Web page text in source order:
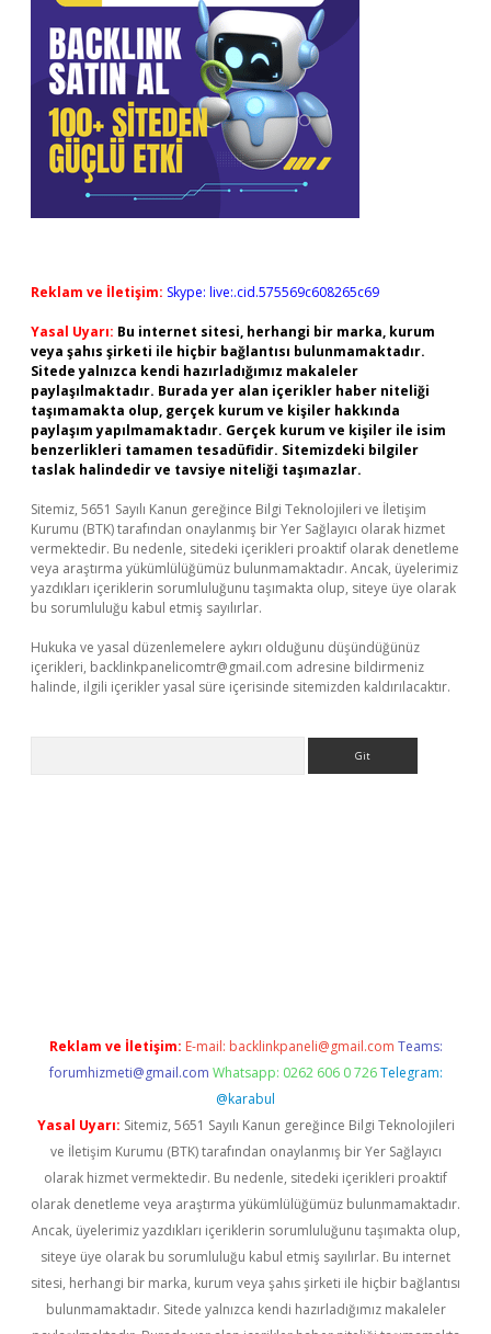
Reklam ve İletişim: Skype: live:.cid.575569c608265c69
Yasal Uyarı: Bu internet sitesi, herhangi bir marka, kurum
veya şahıs şirketi ile hiçbir bağlantısı bulunmamaktadır.
Sitede yalnızca kendi hazırladığımız makaleler
paylaşılmaktadır. Burada yer alan içerikler haber niteliği
taşımamakta olup, gerçek kurum ve kişiler hakkında
paylaşım yapılmamaktadır. Gerçek kurum ve kişiler ile isim
benzerlikleri tamamen tesadüfidir. Sitemizdeki bilgiler
taslak halindedir ve tavsiye niteliği taşımazlar.
Sitemiz, 5651 Sayılı Kanun gereğince Bilgi Teknolojileri ve İletişim
Kurumu (BTK) tarafından onaylanmış bir Yer Sağlayıcı olarak hizmet
vermektedir. Bu nedenle, sitedeki içerikleri proaktif olarak denetleme
veya araştırma yükümlülüğümüz bulunmamaktadır. Ancak, üyelerimiz
yazdıkları içeriklerin sorumluluğunu taşımakta olup, siteye üye olarak
bu sorumluluğu kabul etmiş sayılırlar.
Hukuka ve yasal düzenlemelere aykırı olduğunu düşündüğünüz
içerikleri, backlinkpanelicomtr@gmail.com adresine bildirmeniz
halinde, ilgili içerikler yasal süre içerisinde sitemizden kaldırılacaktır.
Reklam ve İletişim: E-mail: backlinkpaneli@gmail.com Teams:
forumhizmeti@gmail.com Whatsapp: 0262 606 0 726 Telegram:
@karabul
Yasal Uyarı: Sitemiz, 5651 Sayılı Kanun gereğince Bilgi Teknolojileri
ve İletişim Kurumu (BTK) tarafından onaylanmış bir Yer Sağlayıcı
olarak hizmet vermektedir. Bu nedenle, sitedeki içerikleri proaktif
olarak denetleme veya araştırma yükümlülüğümüz bulunmamaktadır.
Ancak, üyelerimiz yazdıkları içeriklerin sorumluluğunu taşımakta olup,
siteye üye olarak bu sorumluluğu kabul etmiş sayılırlar. Bu internet
sitesi, herhangi bir marka, kurum veya şahıs şirketi ile hiçbir bağlantısı
bulunmamaktadır. Sitede yalnızca kendi hazırladığımız makaleler